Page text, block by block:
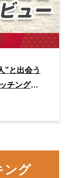
”と出会う
チング改
ング